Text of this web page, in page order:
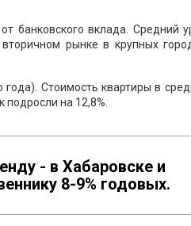
банковского вклада. Средний
рынке в крупных
года). Стоимость квартиры в
на 12,8%.
- в Хабаровске и
8-9% годовых.